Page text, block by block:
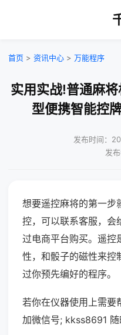
首页 > 资讯中心 > 万能程序
实用实战!普通麻
型便携智能控
发布时间：
发
想要遥控麻将的第一步
控，可以联系客服，会
过电商平台购买。遥控
性，和骰子的磁性来控
过你预先编好的程序。
若你在仪器使用上需要
加微信号; kkss8691 随